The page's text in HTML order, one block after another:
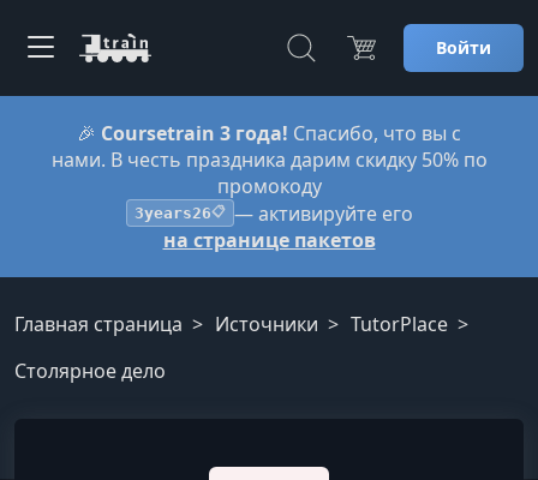
Войти
🎉 Coursetrain 3 года! Спасибо, что вы с
нами. В честь праздника дарим скидку 50% по
промокоду
3years26📋 — активируйте его
на странице пакетов
Главная страница Источники
TutorPlace
Столярное дело